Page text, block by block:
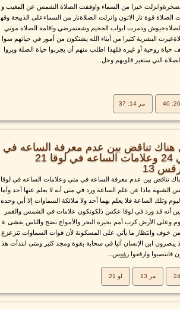
خبزا من السماء واوقفت الصلاة الشمس عن المغيب و
الصلاة قوة نار الاتون وانزلت الصلاةنار من السماءعلى الذبيحة وقه
ودمرت ابواب الجحيم وشفتمرضي واقامة الصلاة موتي
البشرية كثيرا من أبناء الله يشتكون من أمور في حياتهم سوا
حياة روحية أو غيره فلهذا اطلب منهم أن يجربوا حياة الصلة ويروا
التي ستغير قلوبهم وحل...
مر 14: 37
هناك تناقض بين عدم معرفة الساعه في
متي 24 وعلامات الساعه في لوقا 21
13
تناقض بين عدم معرفة الساعه في متي وعلامات الساعه في لوقا
الشبهة ماذا عن علم الساعة ورد في متى أنه لا يعلم عنها أحد وأما
وتلك الساعة فلا يعلم بهما أحد ولا ملائكة السماوات إلا أبي وحده
أنه قد ورد في لوقا عكس ذلكوتكون علامات في الشمس والقمر
وعلى الأرض كرب أمم بحيرة البحر والأمواج تضج والناس يغشى ع
من خوف وانتظار ما يأتي على المسكونة لأن قوات السماوات تتزعزع
يبصرون ابن الإنسان آتيا في سحابة بقوة ومجد كثير ومتى ابتدأت هذ
فانتصبوا وارفعوا رؤوس...
مر 13 لو 21